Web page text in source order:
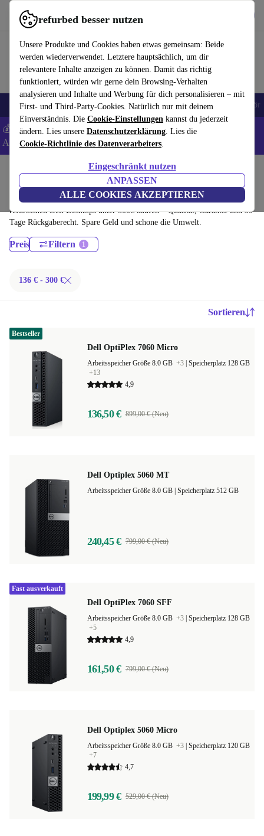
refurbed besser nutzen
Unsere Produkte und Cookies haben etwas gemeinsam: Beide
werden wiederverwendet. Letztere hauptsächlich, um dir
relevantere Inhalte anzeigen zu können. Damit das richtig
funktioniert, würden wir gerne dein Browsing-Verhalten
analysieren und Inhalte und Werbung für dich personalisieren – mit
First- und Third-Party-Cookies. Natürlich nur mit deinem
Einverständnis. Die Cookie-Einstellungen kannst du jederzeit
ändern. Lies unsere Datenschutzerklärung. Lies die
Cookie-Richtlinie des Datenverarbeiters.
Eingeschränkt nutzen
ANPASSEN
ALLE COOKIES AKZEPTIEREN
refurbed schnell und einfach nutzen
🎒 Back to school Handys Laptops Tablets Smartwatches Zubehör
💰 Extra -5% auf Samsung- und Google-Smartphones - Code:
ANDROID5 -AGB
Desktop PCs
Dell Desktops:
refurbished Dell Desktops unter 300€ kaufen – Qualität, Garantie und 30
Tage Rückgaberecht. Spare Geld und schone die Umwelt.
Preis Filtern
136 € - 300 €
Sortieren
Dell OptiPlex 7060 Micro
Arbeitsspeicher Größe 8.0 GB +3 Speicherplatz 128 GB
+13
4,9
136,50 € 899,00 € (Neu)
Bestseller
Dell Optiplex 5060 MT
Speicherplatz 512 GB
240,45 € 799,00 € (Neu)
Dell OptiPlex 7060 SFF
Arbeitsspeicher Größe 8.0 GB +3 Speicherplatz 128 GB
+5
4,9
161,50 € 799,00 € (Neu)
Fast ausverkauft
Dell Optiplex 5060 Micro
Arbeitsspeicher Größe 8.0 GB +3 Speicherplatz 120 GB
+7
4,7
199,99 € 529,00 € (Neu)